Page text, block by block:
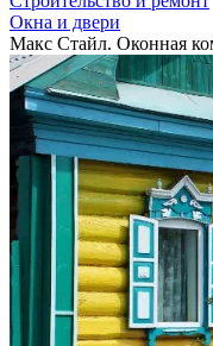
Окна и двери
Макс Стайл. Оконная